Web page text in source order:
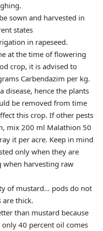
sown and harvested in
states
in rapeseed.
at the time of flowering
crop, it is advised to
Carbendazim per kg.
disease, hence the plants
be removed from time
this crop. If other pests
mix 200 ml Malathion 50
it per acre. Keep in mind
only when they are
when harvesting raw
of mustard… pods do not
are thick.
than mustard because
40 percent oil comes